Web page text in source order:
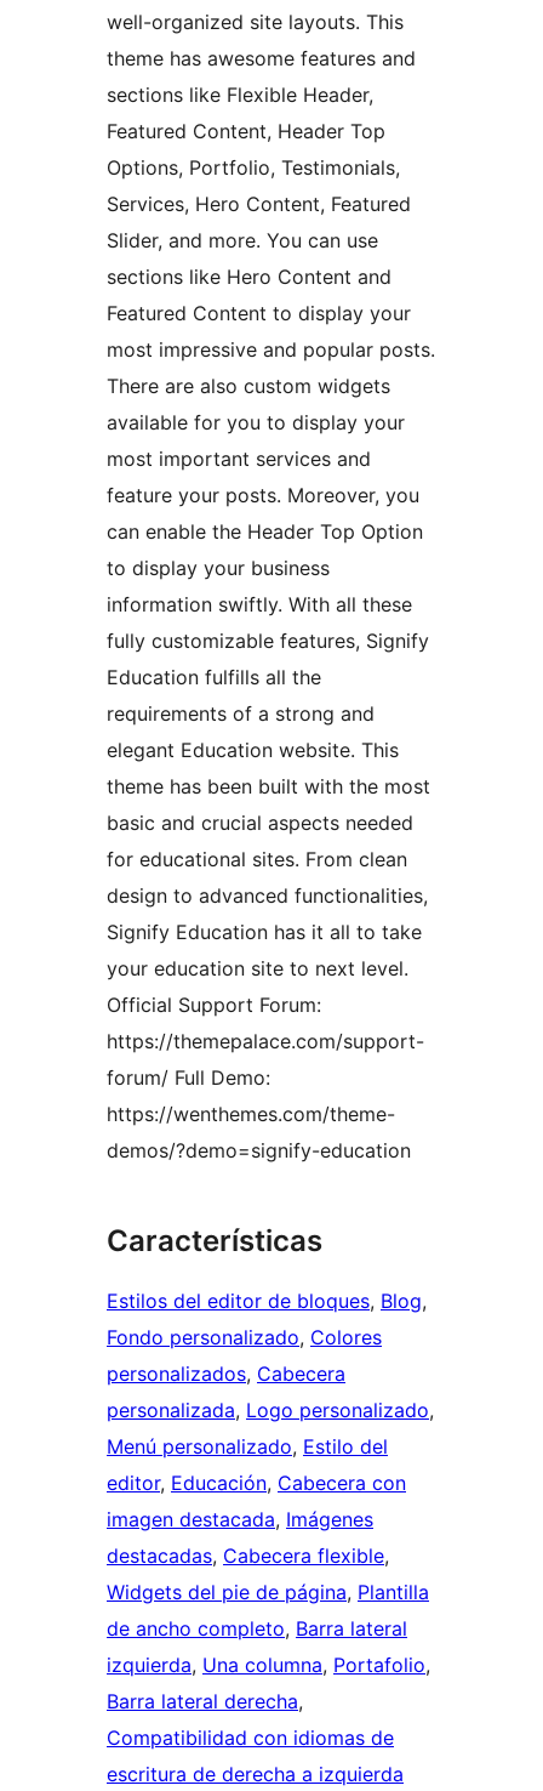
well-organized site layouts. This
theme has awesome features and
sections like Flexible Header,
Featured Content, Header Top
Options, Portfolio, Testimonials,
Services, Hero Content, Featured
Slider, and more. You can use
sections like Hero Content and
Featured Content to display your
most impressive and popular posts.
There are also custom widgets
available for you to display your
most important services and
feature your posts. Moreover, you
can enable the Header Top Option
to display your business
information swiftly. With all these
fully customizable features, Signify
Education fulfills all the
requirements of a strong and
elegant Education website. This
theme has been built with the most
basic and crucial aspects needed
for educational sites. From clean
design to advanced functionalities,
Signify Education has it all to take
your education site to next level.
Official Support Forum:
https://themepalace.com/support-
forum/ Full Demo:
https://wenthemes.com/theme-
demos/?demo=signify-education
Características
Estilos del editor de bloques, Blog
Fondo personalizado, Colores
personalizados, Cabecera
personalizada, Logo personalizado
Menú personalizado, Estilo del
editor, Educación, Cabecera con
imagen destacada, Imágenes
destacadas, Cabecera flexible
Widgets del pie de página, Plantilla
de ancho completo, Barra lateral
izquierda, Una columna, Portafolio
Barra lateral derecha
Compatibilidad con idiomas de
escritura de derecha a izquierda